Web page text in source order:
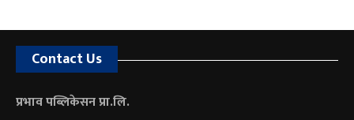
Contact Us
प्रभाव पब्लिकेसन प्रा.लि.